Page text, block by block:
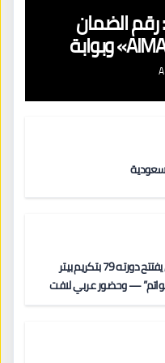
رقم الضمان
الاجتماعي تلقائياً عبر «AIMA» وبوابة
مهرجان كان السينمائي يفتتح دورته 79 بتكريم بيتر
— وحضور عربي لافت